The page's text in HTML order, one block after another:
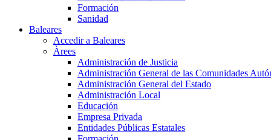
Formación
Sanidad
Baleares
Accedir a Baleares
Àrees
Administración de Justicia
Administración General de las Comunidades
Administración General del Estado
Administración Local
Educación
Empresa Privada
Entidades Públicas Estatales